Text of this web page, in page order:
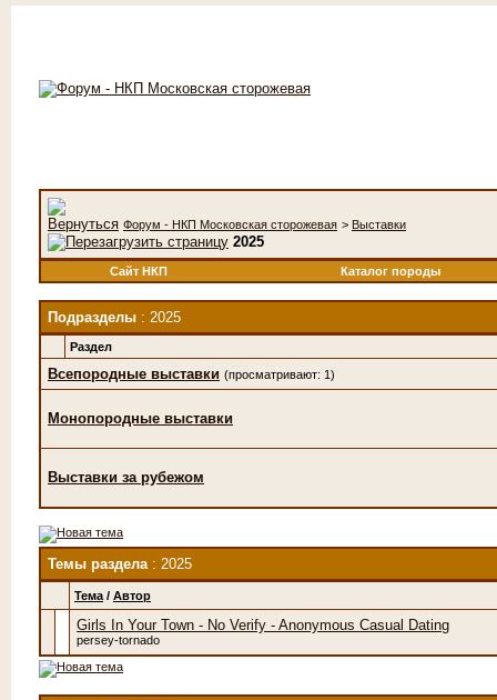
Форум - НКП Московская сторожевая > Выставки
2025
Сайт НКП Каталог породы
Подразделы : 2025
Раздел
Всепородные выставки (просматривают: 1)
Монопородные выставки
Выставки за рубежом
Темы раздела: 2025
Тема / Автор
Girls In Your Town - No Verify - Anonymous Casual Dating
persey-tornado